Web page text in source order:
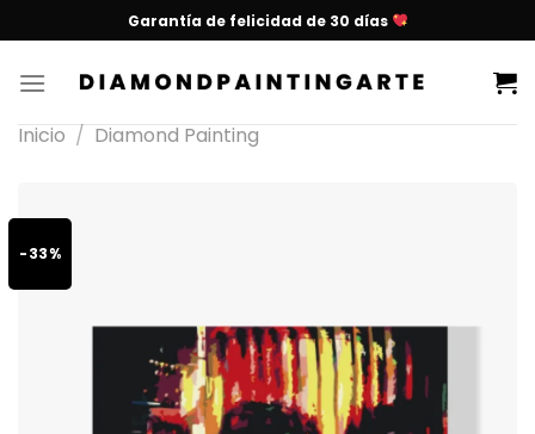
Garantía de felicidad de 30 días
Inicio / Diamond Painting
-33%